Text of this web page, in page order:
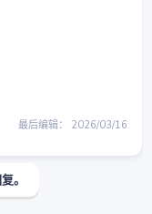
最后编辑： 2026/03/16
。